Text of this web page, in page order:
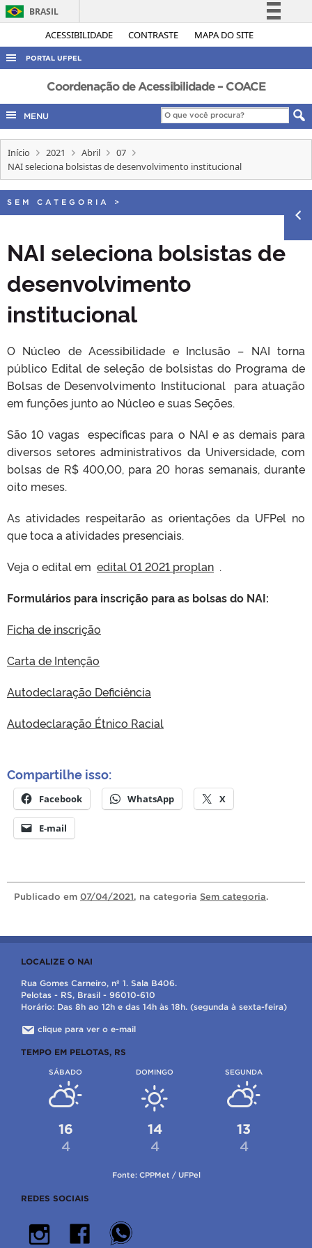
ACESSIBILIDADE CONTRASTE MAPA DO SITE
BRASIL
Simplifique!
Legislação
Canais
PORTAL UFPEL
ACESSO À INFORMAÇÃO
AUDITORIA
COBALTO
CONCURSOS
INTERNACIONAL
PORTARIAS
Coordenação de Acessibilidade – COACE
MENU
Início 2021 Abril
07
NAI seleciona bolsistas de desenvolvimento institucional
SEM CATEGORIA >
NAI seleciona bolsistas de
desenvolvimento
institucional
O Núcleo de Acessibilidade e Inclusão – NAI torna
público Edital de seleção de bolsistas do Programa de
Bolsas de Desenvolvimento Institucional para atuação
em funções junto ao Núcleo e suas Seções.
São 10 vagas específicas para o NAI e as demais para
diversos setores administrativos da Universidade, com
bolsas de R$ 400,00, para 20 horas semanais, durante
oito meses.
As atividades respeitarão as orientações da UFPel no
que toca a atividades presenciais.
Veja o edital em edital 01 2021 proplan .
Formulários para inscrição para as bolsas do NAI:
Ficha de inscrição
Carta de Intenção
Autodeclaração Deficiência
Autodeclaração Étnico Racial
Compartilhe isso:
Facebook WhatsApp X
E-mail
Publicado em 07/04/2021, na categoria Sem categoria.
LOCALIZE O NAI
Rua Gomes Carneiro, nº 1. Sala B406.
Pelotas - RS, Brasil - 96010-610
Horário: Das 8h ao 12h e das 14h às 18h. (segunda à sexta-feira)
clique para ver o e-mail
TEMPO EM PELOTAS, RS
SÁBADO
16
4
DOMINGO
14
4
SEGUNDA
13
4
Fonte: CPPMet / UFPel
REDES SOCIAIS